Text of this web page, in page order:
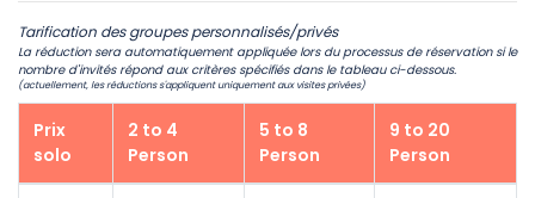
Tarification des groupes personnalisés/privés
La réduction sera automatiquement appliquée lors du processus de réservation si le
nombre d'invités répond aux critères spécifiés dans le tableau ci-dessous.
(actuellement, les réductions s'appliquent uniquement aux visites privées)
Prix
solo
2 to 4
Person
5 to 8
Person
9 to 20
Person